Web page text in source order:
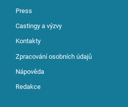
Press
Castingy a výzvy
Kontakty
Zpracování osobních údajů
Nápověda
Redakce